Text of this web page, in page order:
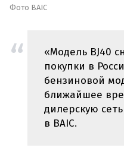
Фото BAIC
«Модель BJ40
покупки в
бензиновой
ближайшее
дилерскую
в BAIC.